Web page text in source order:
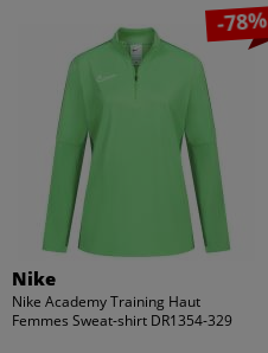
-78%
Nike
Nike Academy Training Haut
Femmes Sweat-shirt DR1354-329